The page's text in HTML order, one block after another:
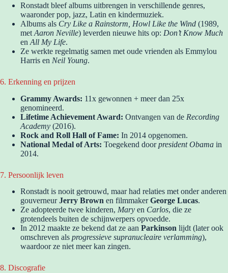
Ronstadt bleef albums uitbrengen in verschillende genres,
waaronder pop, jazz, Latin en kindermuziek.
Albums als Cry Like a Rainstorm, Howl Like the Wind (1989,
met Aaron Neville) leverden nieuwe hits op: Don’t Know Much
en All My Life.
Ze werkte regelmatig samen met oude vrienden als Emmylou
Harris en Neil Young.
6. Erkenning en prijzen
Grammy Awards: 11x gewonnen + meer dan 25x
genomineerd.
Lifetime Achievement Award: Ontvangen van de Recording
Academy (2016).
Rock and Roll Hall of Fame: In 2014 opgenomen.
National Medal of Arts: Toegekend doorpresident Obama in
2014.
7. Persoonlijk leven
Ronstadt is nooit getrouwd, maar had relaties met onder anderen
gouverneurJerry Brown en filmmakerGeorge Lucas.
Ze adopteerde twee kinderen, Mary en Carlos, die ze
grotendeels buiten de schijnwerpers opvoedde.
In 2012 maakte ze bekend dat ze aan Parkinson lijdt (later ook
omschreven als progressieve supranucleaire verlamming),
waardoor ze niet meer kan zingen.
8. Discografie